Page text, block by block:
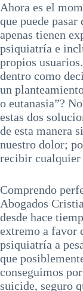
Ahora es el
que puede
apenas tienen
psiquiatría e
propios
dentro como
un
o eutanasia”?
estas dos
de esta manera
nuestro dolor;
recibir
Comprendo
Abogados
desde hace
extremo a favor
psiquiatría a
que
conseguimos
suicide, seguro